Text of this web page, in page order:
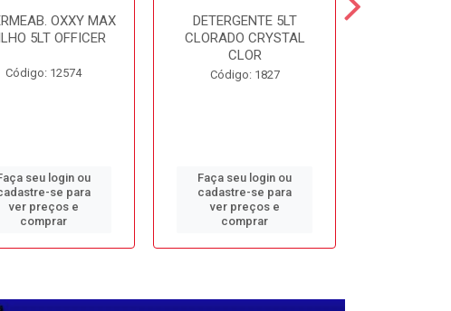
OXXY MAX
5LT OFFICER
Código: 12574
seu login ou
se para
ver preços e
comprar
DETERGENTE 5LT
CLORADO CRYSTAL
CLOR
Código: 1827
Faça seu login ou
cadastre-se para
ver preços e
comprar